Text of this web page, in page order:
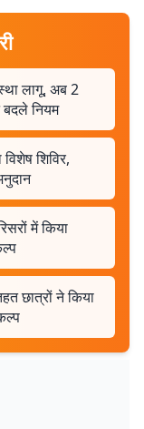
लागू, अब 2
बदले नियम
शिविर,
में किया
छात्रों ने किया